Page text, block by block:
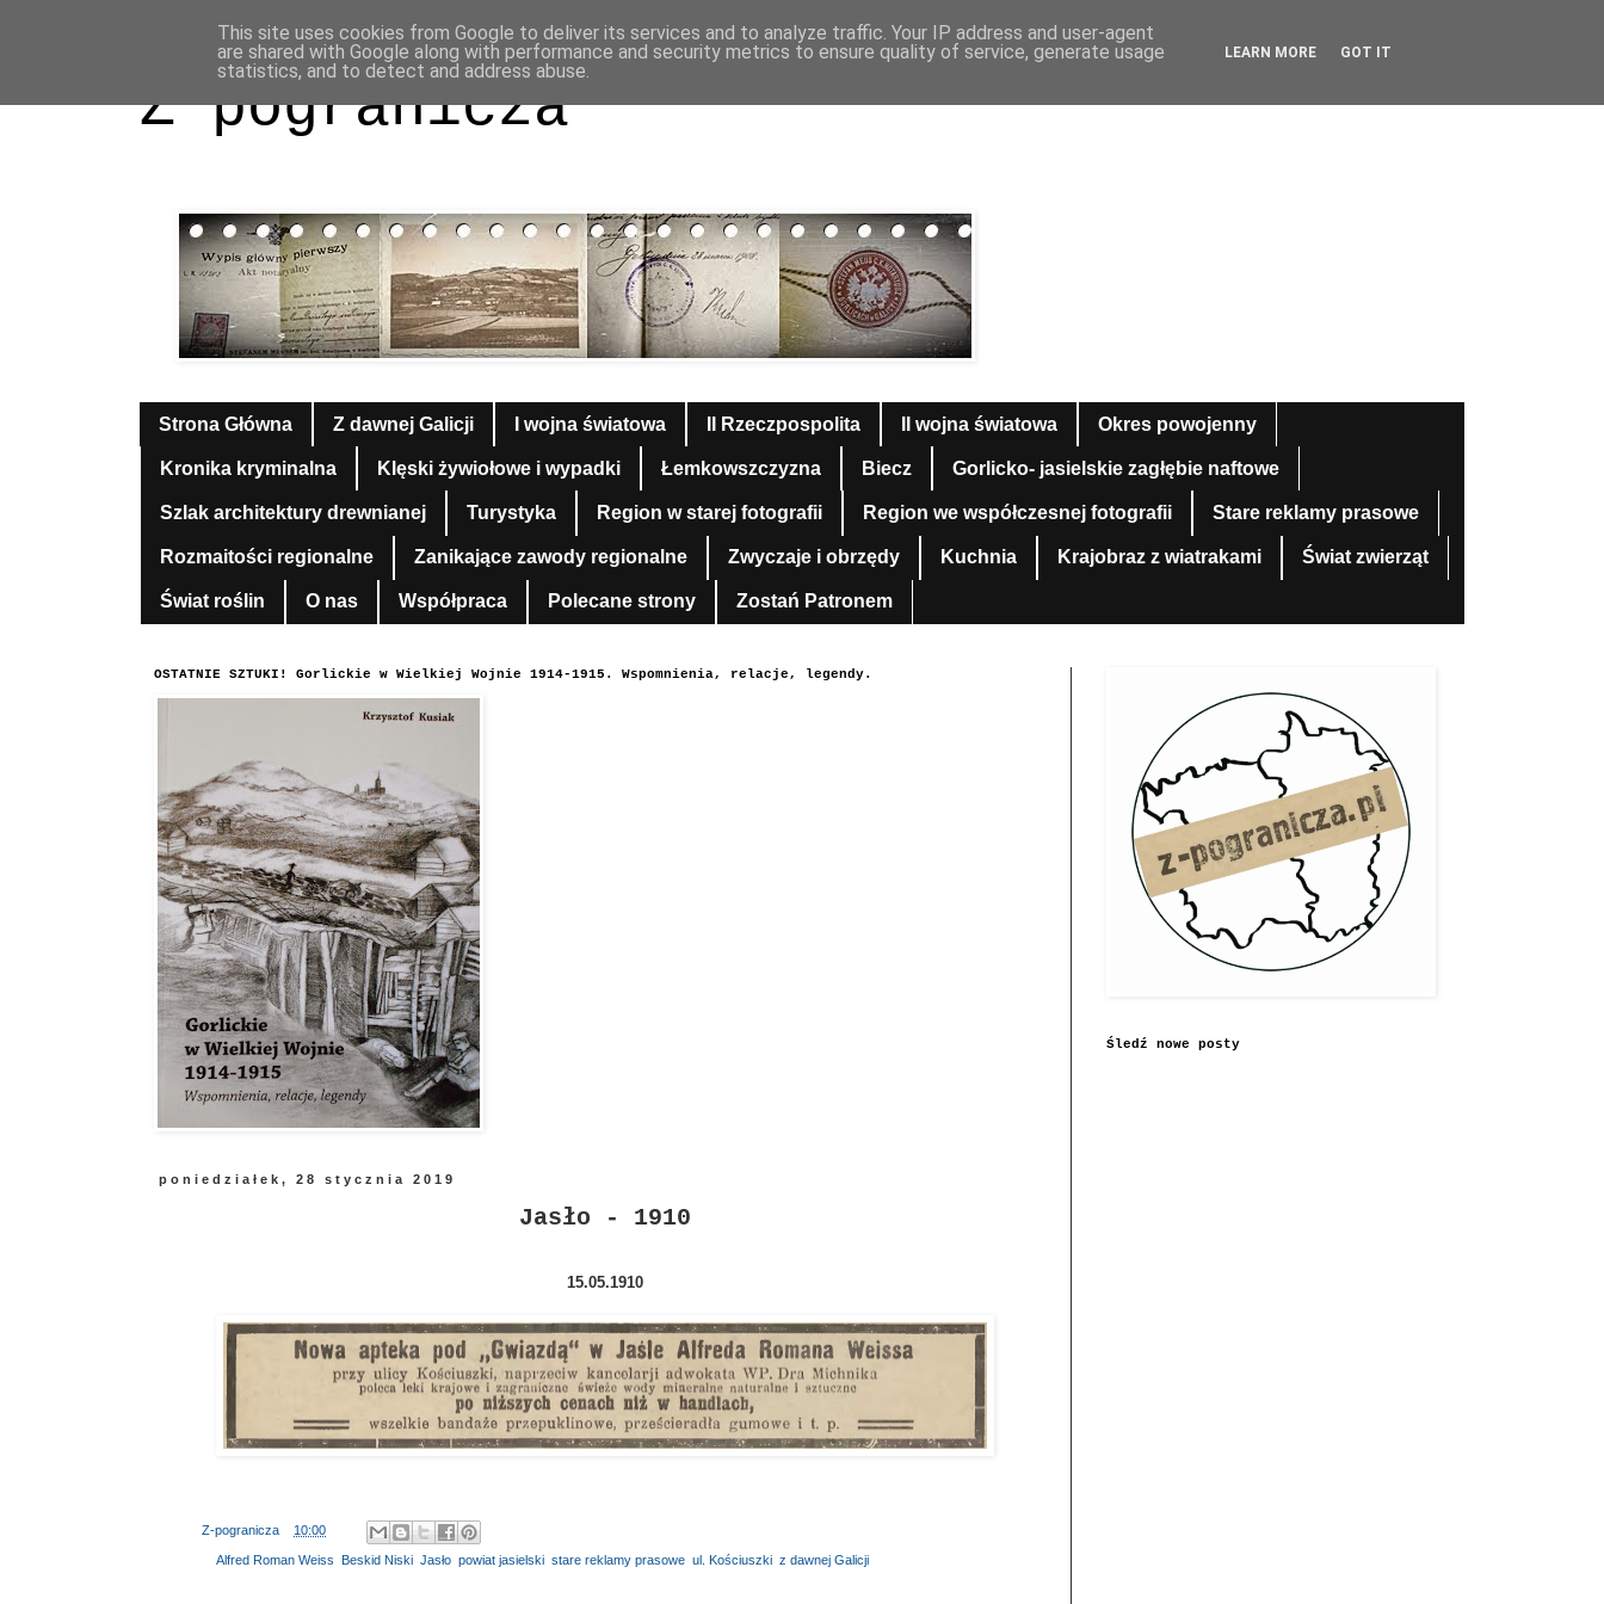
Z pogranicza
Strona Główna Z dawnej Galicji I wojna światowa II Rzeczpospolita II wojna światowa Okres powojenny
Kronika kryminalna Klęski żywiołowe i wypadki Łemkowszczyzna Biecz Gorlicko- jasielskie zagłębie naftowe
Szlak architektury drewnianej Turystyka Region w starej fotografii Region we współczesnej fotografii Stare reklamy prasowe
Rozmaitości regionalne Zanikające zawody regionalne Zwyczaje i obrzędy Kuchnia Krajobraz z wiatrakami Świat zwierząt
Świat roślin O nas Współpraca Polecane strony Zostań Patronem
OSTATNIE SZTUKI! Gorlickie w Wielkiej Wojnie 1914-1915. Wspomnienia, relacje, legendy.
poniedziałek, 28 stycznia 2019
Jasło - 1910
15.05.1910
Z-pogranicza 10:00
Alfred Roman Weiss Beskid Niski Jasło powiat jasielski stare reklamy prasowe ul. Kościuszki z dawnej Galicji
Śledź nowe posty
This site uses cookies from Google to deliver its services and to analyze traffic. Your IP address and user-agent
are shared with Google along with performance and security metrics to ensure quality of service, generate usage
statistics, and to detect and address abuse.
LEARN MORE GOT IT